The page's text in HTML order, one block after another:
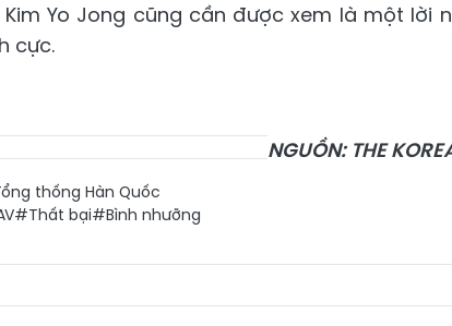
Yo Jong cũng cần được xem là một lời
cực.
NGUỒN: THE
thống Hàn Quốc
#Thất bại#Bình nhưỡng